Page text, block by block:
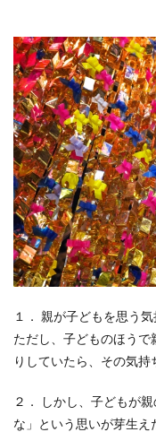
１． 親が子どもを思う
ただし、子どものほう
りしていたら、その気持
２． しかし、子どもが
な」という思いが芽生え